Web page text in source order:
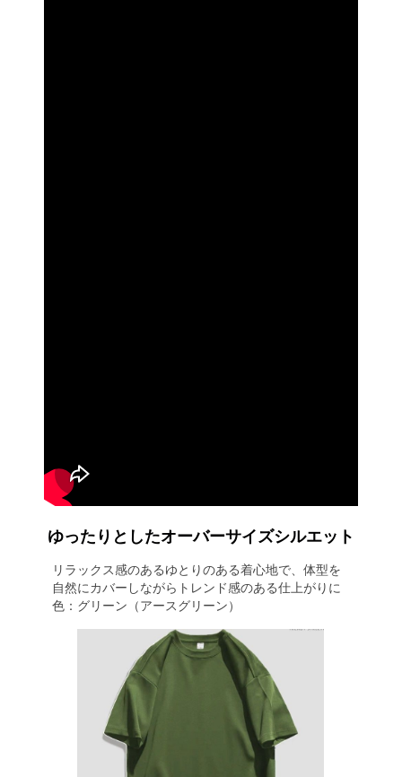
ゆったりとしたオーバーサイズシルエット
リラックス感のあるゆとりのある着心地で、体型を
自然にカバーしながらトレンド感のある仕上がりに
色：グリーン（アースグリーン）